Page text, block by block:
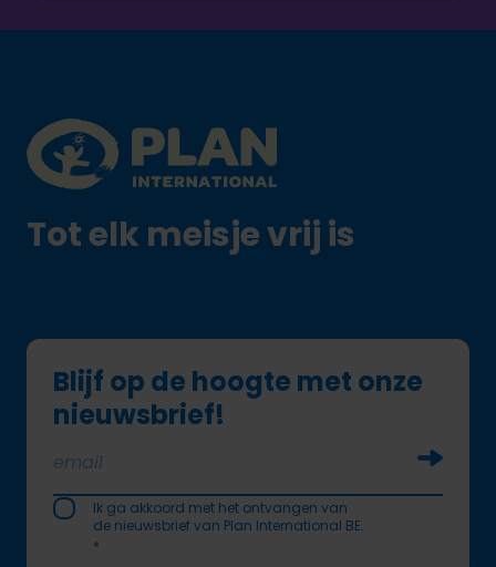
Plan International logo
Tot elk meisje vrij is
Blijf op de hoogte met onze
nieuwsbrief!
Ik ga akkoord met het ontvangen van
de nieuwsbrief van Plan International BE.
*